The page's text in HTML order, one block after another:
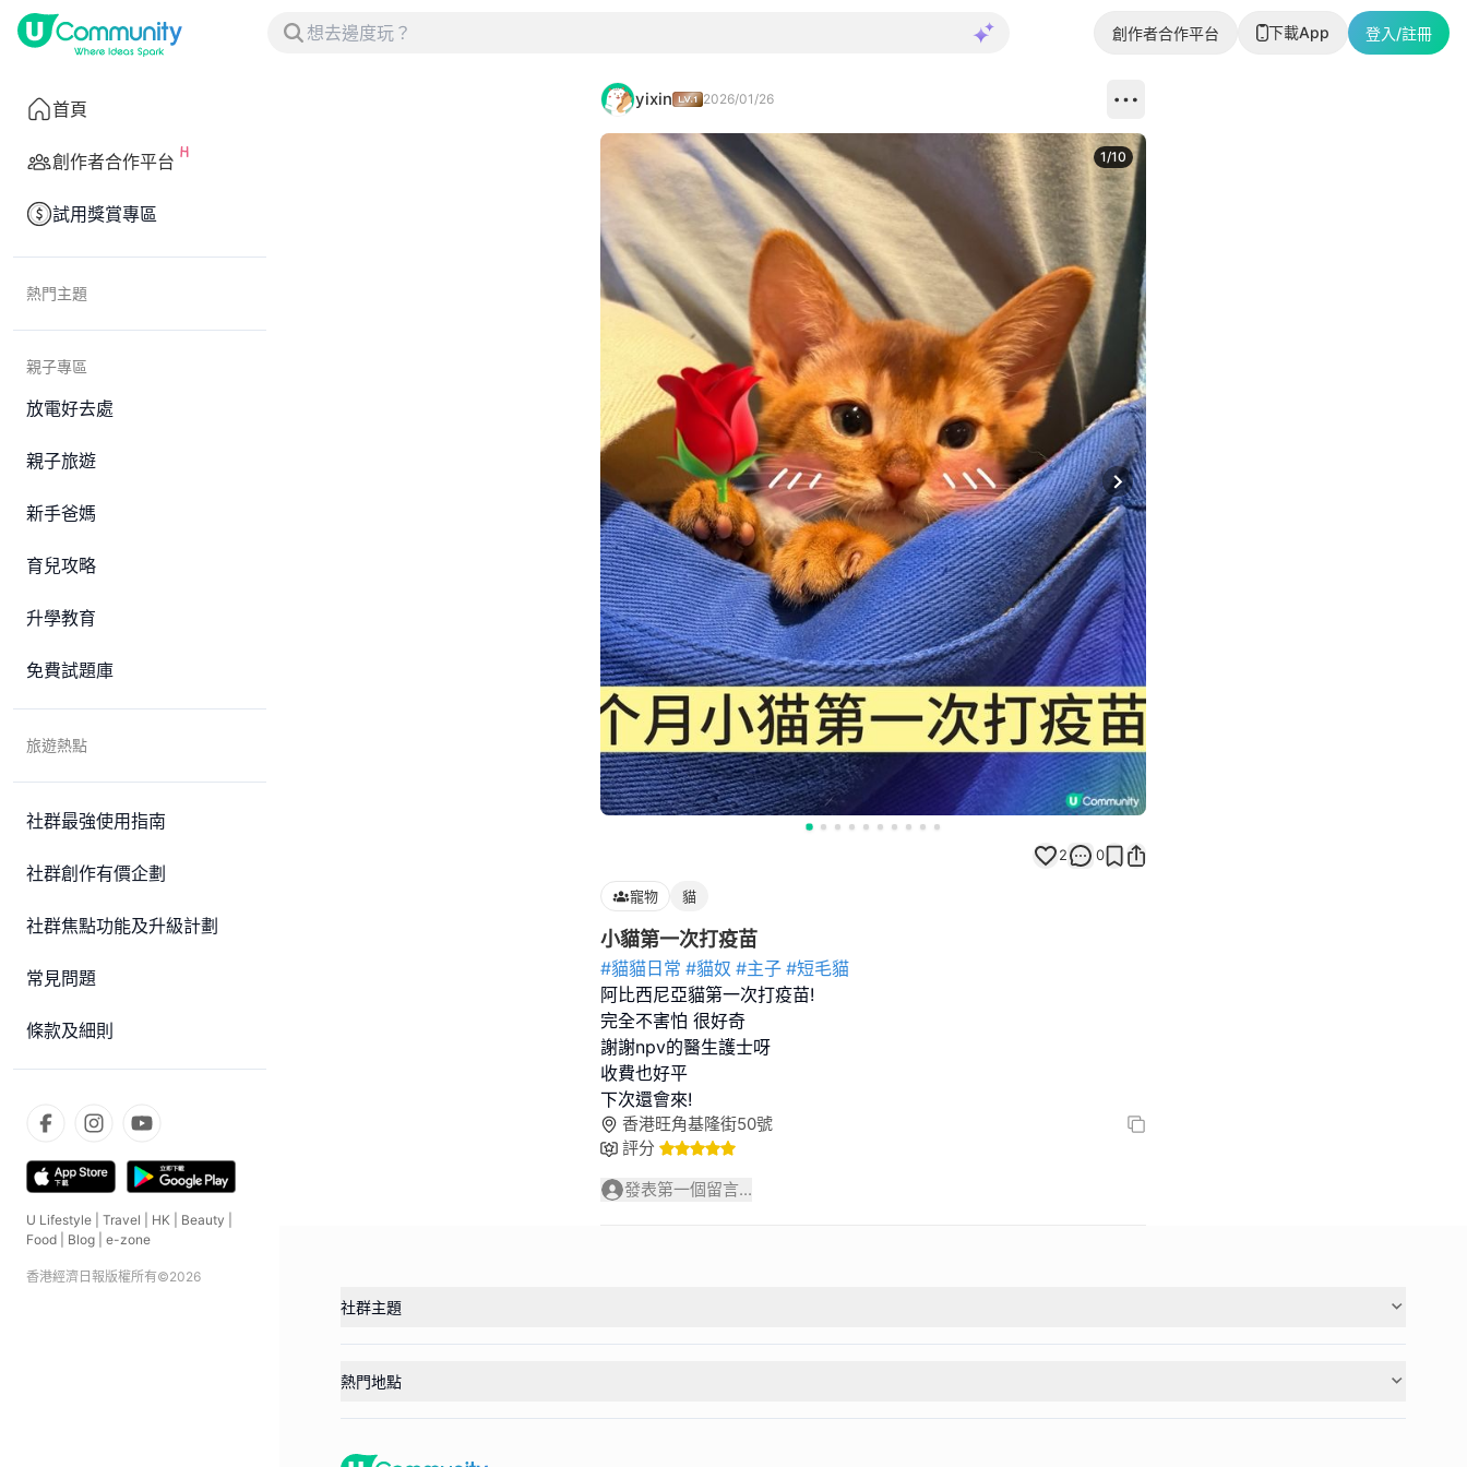
創作者合作平台 下載App 登入/註冊
首頁
創作者合作平台
試用獎賞專區
熱門主題
親子專區
放電好去處
親子旅遊
新手爸媽
育兒攻略
升學教育
免費試題庫
旅遊熱點
社群最強使用指南
社群創作有價企劃
社群焦點功能及升級計劃
常見問題
條款及細則
U Lifestyle Travel HK Beauty
Food
Blog e-zone
香港經濟日報版權所有©2026
yixin 2026/01/26
Next slide
1/10
2 0
寵物 貓
小貓第一次打疫苗
#貓貓日常 #貓奴 #主子 #短毛貓
阿比西尼亞貓第一次打疫苗!
完全不害怕 很好奇
謝謝npv的醫生護士呀
收費也好平
下次還會來!
香港旺角基隆街50號
評分
發表第一個留言...
社群主題
熱門地點